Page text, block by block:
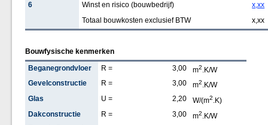
6
Winst en risico (bouwbedrijf)
x,xx
Totaal bouwkosten exclusief BTW
x,xx
Bouwfysische kenmerken
Beganegrondvloer
R = 3,00 m2.K/W
Gevelconstructie
R = 3,00 m2.K/W
Glas
U = 2,20 W/(m2.K)
Dakconstructie
R = 3,00 m2.K/W